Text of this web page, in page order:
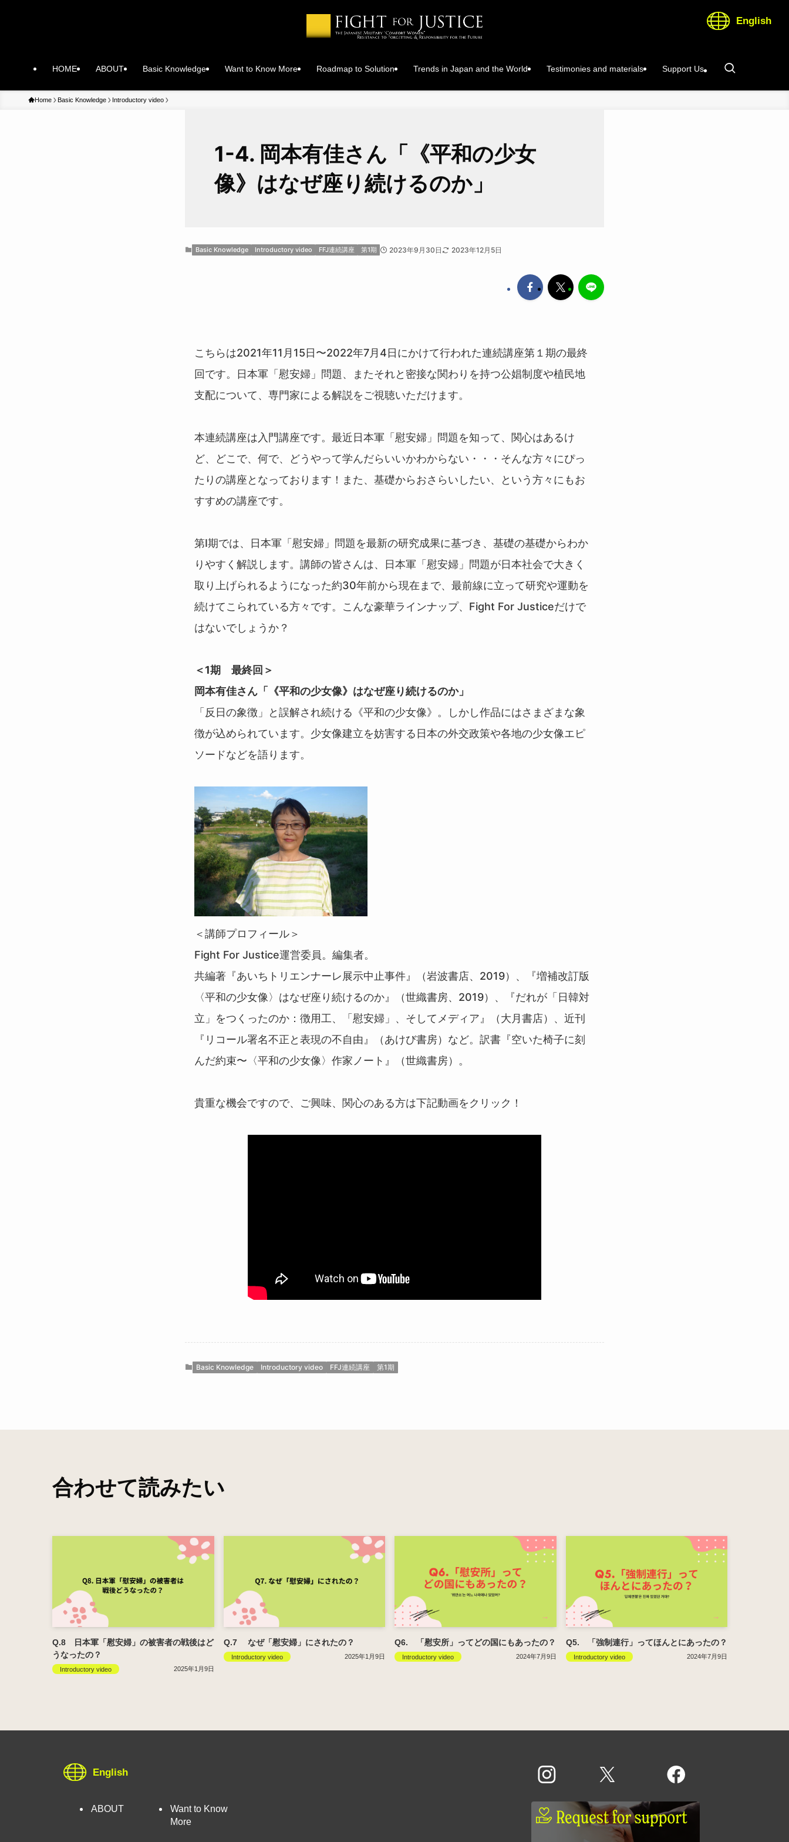
HOME ABOUT Basic Knowledge Want to Know More Roadmap to Solution Trends in Japan and the World Testimonies and materials Support Us
English
Home Basic Knowledge Introductory video
1-4. 岡本有佳さん「《平和の少女
像》はなぜ座り続けるのか」
Basic Knowledge Introductory video FFJ連続講座 第1期 2023年9月30日 2023年12月5日
こちらは2021年11月15日〜2022年7月4日にかけて行われた連続講座第１期の最終
回です。日本軍「慰安婦」問題、またそれと密接な関わりを持つ公娼制度や植民地
支配について、専門家による解説をご視聴いただけます。
本連続講座は入門講座です。最近日本軍「慰安婦」問題を知って、関心はあるけ
ど、どこで、何で、どうやって学んだらいいかわからない・・・そんな方々にぴっ
たりの講座となっております！また、基礎からおさらいしたい、という方々にもお
すすめの講座です。
第Ⅰ期では、日本軍「慰安婦」問題を最新の研究成果に基づき、基礎の基礎からわか
りやすく解説します。講師の皆さんは、日本軍「慰安婦」問題が日本社会で大きく
取り上げられるようになった約30年前から現在まで、最前線に立って研究や運動を
続けてこられている方々です。こんな豪華ラインナップ、Fight For Justiceだけで
はないでしょうか？
＜1期 最終回＞
岡本有佳さん「《平和の少女像》はなぜ座り続けるのか」
「反日の象徴」と誤解され続ける《平和の少女像》。しかし作品にはさまざまな象
徴が込められています。 少女像建立を妨害する日本の外交政策や各地の少女像エピ
ソードなどを語ります。
＜講師プロフィール＞
Fight For Justice運営委員。編集者。
共編著『あいちトリエンナーレ展示中止事件』（岩波書店、2019）、『増補改訂版
〈平和の少女像〉はなぜ座り続けるのか』（世織書房、2019）、『だれが「日韓対
立」をつくったのか：徴用工、「慰安婦」、そしてメディア』（大月書店）、近刊
『リコール署名不正と表現の不自由』（あけび書房）など。訳書『空いた椅子に刻
んだ約束〜〈平和の少女像〉作家ノート』（世織書房）。
貴重な機会ですので、ご興味、関心のある方は下記動画をクリック！
Basic Knowledge Introductory video FFJ連続講座 第1期
合わせて読みたい
Q.8 日本軍「慰安婦」の被害者の戦後はど
うなったの？
Introductory video 2025年1月9日
Q.7 なぜ「慰安婦」にされたの？
Introductory video 2025年1月9日
Q6. 「慰安所」ってどの国にもあったの？
Introductory video 2024年7月9日
Q5. 「強制連行」ってほんとにあったの？
Introductory video 2024年7月9日
English
ABOUT
Want to Know
More